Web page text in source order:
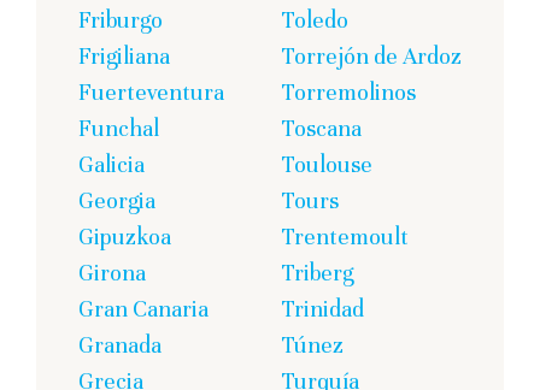
Friburgo
Frigiliana
Fuerteventura
Funchal
Galicia
Georgia
Gipuzkoa
Girona
Gran Canaria
Granada
Grecia
Toledo
Torrejón de Ardoz
Torremolinos
Toscana
Toulouse
Tours
Trentemoult
Triberg
Trinidad
Túnez
Turquía